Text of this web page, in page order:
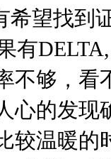
希望找到
有
不够，看
心的发
较温暖